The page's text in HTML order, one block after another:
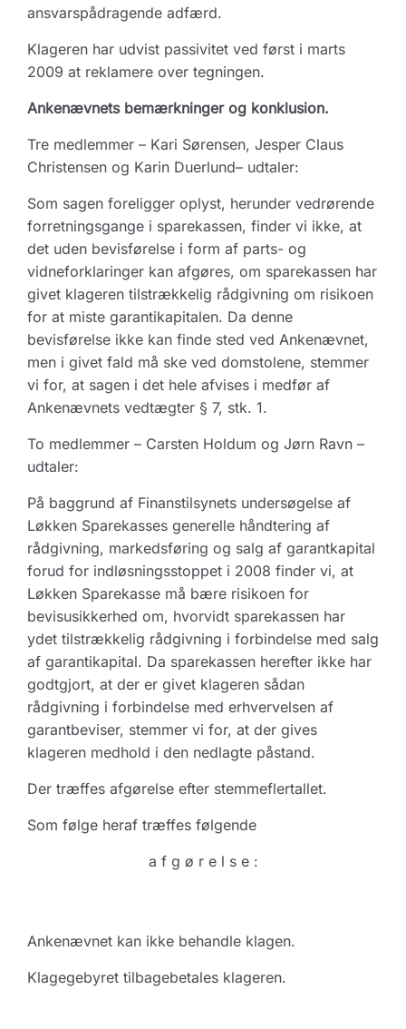
ansvarspådragende adfærd.
Klageren har udvist passivitet ved først i marts
2009 at reklamere over tegningen.
Ankenævnets bemærkninger og konklusion.
Tre medlemmer – Kari Sørensen, Jesper Claus
Christensen og Karin Duerlund– udtaler:
Som sagen foreligger oplyst, herunder vedrørende
forretningsgange i sparekassen, finder vi ikke, at
det uden bevisførelse i form af parts- og
vidneforklaringer kan afgøres, om sparekassen har
givet klageren tilstrækkelig rådgivning om risikoen
for at miste garantikapitalen. Da denne
bevisførelse ikke kan finde sted ved Ankenævnet,
men i givet fald må ske ved domstolene, stemmer
vi for, at sagen i det hele afvises i medfør af
Ankenævnets vedtægter § 7, stk. 1.
To medlemmer – Carsten Holdum og Jørn Ravn –
udtaler:
På baggrund af Finanstilsynets undersøgelse af
Løkken Sparekasses generelle håndtering af
rådgivning, markedsføring og salg af garantkapital
forud for indløsningsstoppet i 2008 finder vi, at
Løkken Sparekasse må bære risikoen for
bevisusikkerhed om, hvorvidt sparekassen har
ydet tilstrækkelig rådgivning i forbindelse med salg
af garantikapital. Da sparekassen herefter ikke har
godtgjort, at der er givet klageren sådan
rådgivning i forbindelse med erhvervelsen af
garantbeviser, stemmer vi for, at der gives
klageren medhold i den nedlagte påstand.
Der træffes afgørelse efter stemmeflertallet.
Som følge heraf træffes følgende
a f g ø r e l s e :
Ankenævnet kan ikke behandle klagen.
Klagegebyret tilbagebetales klageren.